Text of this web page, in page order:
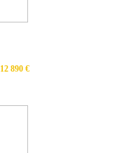
12 890 €